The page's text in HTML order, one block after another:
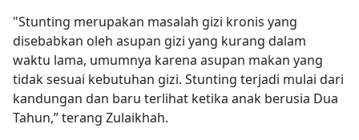
"Stunting merupakan masalah gizi kronis yang
disebabkan oleh asupan gizi yang kurang dalam
waktu lama, umumnya karena asupan makan yang
tidak sesuai kebutuhan gizi. Stunting terjadi mulai dari
kandungan dan baru terlihat ketika anak berusia Dua
Tahun,” terang Zulaikhah.